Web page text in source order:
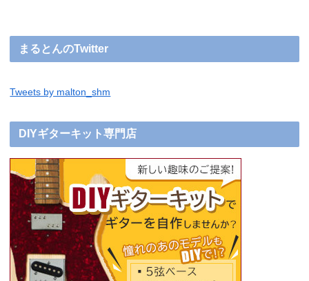
まるとんのTwitter
Tweets by malton_shm
DIYギターキット専門店